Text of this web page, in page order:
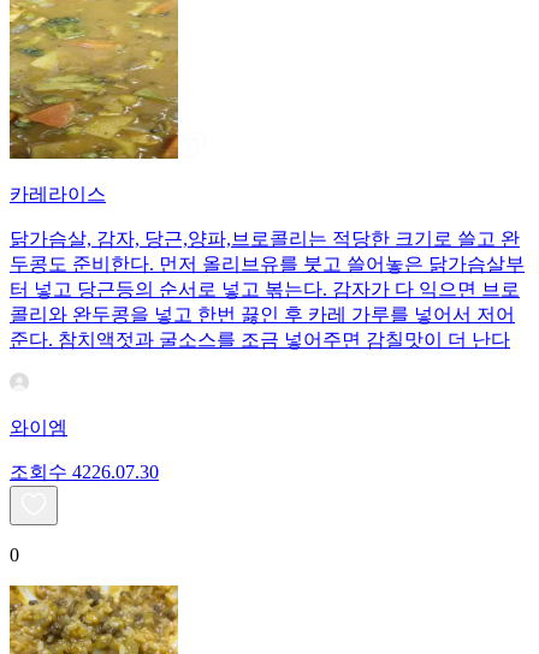
카레라이스
닭가슴살, 감자, 당근,양파,브로콜리는 적당한 크기로 쓸고 완
두콩도 준비한다. 먼저 올리브유를 붓고 쓸어놓은 닭가슴살부
터 넣고 당근등의 순서로 넣고 볶는다. 감자가 다 익으면 브로
콜리와 완두콩을 넣고 한번 끓인 후 카레 가루를 넣어서 저어
준다. 참치액젓과 굴소스를 조금 넣어주면 감칠맛이 더 난다
와이엠
조회수 4226.07.30
0